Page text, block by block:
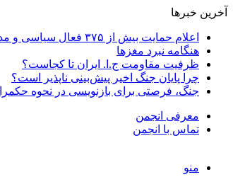
آخرین خبرها
اعلام حمایت بیش از ۳۷۵ فعال سیاسی و مدنی از طرح پیشنهادی دکتر محمدجواد ظریف برای پایان عادلانه جنگ
هنگامه نبرد مغزها
ظرفیت مقاومت ج.ا. ایران تا کجاست؟
چرا پایان جنگ اخیر پیش‌بینی ناپذیر است؟
جنگ، فرصتی برای بازنویسی در نحوه
معرفی انجمن
تماس با انجمن
منو